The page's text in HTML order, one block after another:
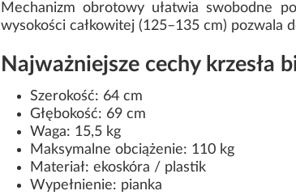
Mechanizm obrotowy ułatwia swobodne
wysokości całkowitej (125–135 cm) pozwala
Najważniejsze cechy krzesła
Szerokość: 64 cm
Głębokość: 69 cm
Waga: 15,5 kg
Maksymalne obciążenie: 110 kg
Materiał: ekoskóra / plastik
Wypełnienie: pianka